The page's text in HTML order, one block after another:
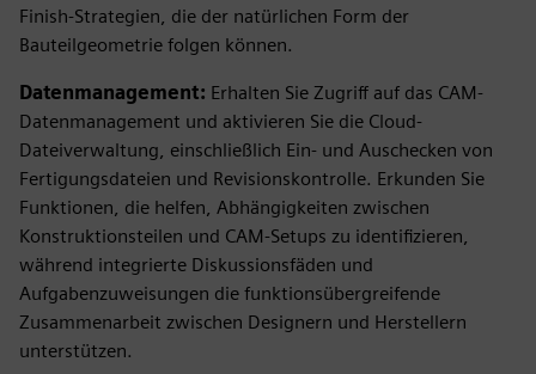
Finish-Strategien, die der natürlichen Form der
Bauteilgeometrie folgen können.
Datenmanagement: Erhalten Sie Zugriff auf das CAM-
Datenmanagement und aktivieren Sie die Cloud-
Dateiverwaltung, einschließlich Ein- und Auschecken von
Fertigungsdateien und Revisionskontrolle. Erkunden Sie
Funktionen, die helfen, Abhängigkeiten zwischen
Konstruktionsteilen und CAM-Setups zu identifizieren,
während integrierte Diskussionsfäden und
Aufgabenzuweisungen die funktionsübergreifende
Zusammenarbeit zwischen Designern und Herstellern
unterstützen.